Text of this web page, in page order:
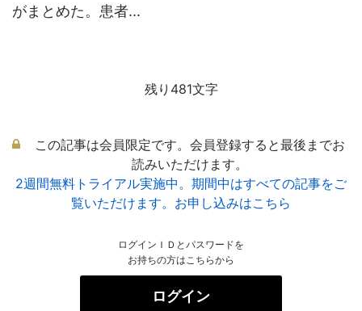
がまとめた。患者...
残り481文字
この記事は会員限定です。会員登録すると最後までお
読みいただけます。
2週間無料トライアル実施中。期間中はすべての記事をご
覧いただけます。お申し込みはこちら
ログインＩＤとパスワードを
お持ちの方はこちらから
ログイン